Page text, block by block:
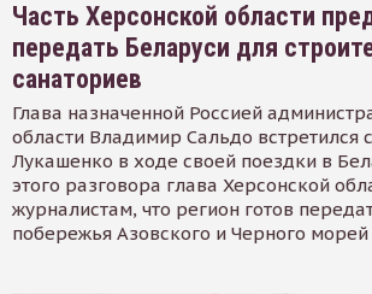
Часть Херсонской области
передать Беларуси для
санаториев
Глава назначенной Россией
области Владимир Сальдо встретился
Лукашенко в ходе своей поездки в
этого разговора глава Херсонской
журналистам, что регион готов
побережья Азовского и Черного морей